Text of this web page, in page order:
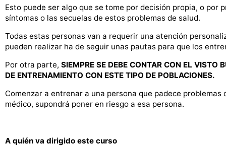
Esto puede ser algo que se tome por decisión propia, o
síntomas o las secuelas de estos problemas de salud.
Todas estas personas van a requerir una atención
pueden realizar ha de seguir unas pautas para que los
Por otra parte, SIEMPRE SE DEBE CONTAR CON EL VISTO
DE ENTRENAMIENTO CON ESTE TIPO DE POBLACIONES.
Comenzar a entrenar a una persona que padece
médico, supondrá poner en riesgo a esa persona.
A quién va dirigido este curso